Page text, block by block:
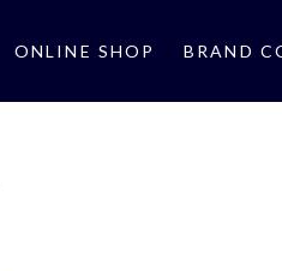
ONLINE SHOP BRAND